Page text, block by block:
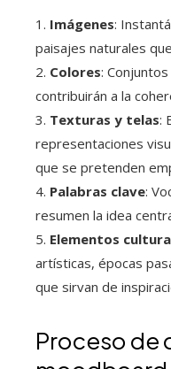
1. Imágenes:
paisajes naturales
2. Colores:
contribuirán a la
3. Texturas y telas:
representaciones
que se pretenden
4. Palabras clave:
resumen la idea
5. Elementos
artísticas, épocas
que sirvan de
Proceso de